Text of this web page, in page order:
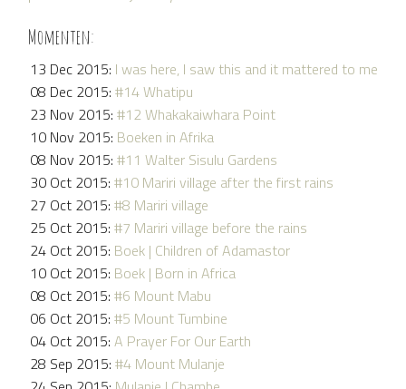
Momenten:
13 Dec 2015: I was here, I saw this and it mattered to me
08 Dec 2015: #14 Whatipu
23 Nov 2015: #12 Whakakaiwhara Point
10 Nov 2015: Boeken in Afrika
08 Nov 2015: #11 Walter Sisulu Gardens
30 Oct 2015: #10 Mariri village after the first rains
27 Oct 2015: #8 Mariri village
25 Oct 2015: #7 Mariri village before the rains
24 Oct 2015: Boek | Children of Adamastor
10 Oct 2015: Boek | Born in Africa
08 Oct 2015: #6 Mount Mabu
06 Oct 2015: #5 Mount Tumbine
04 Oct 2015: A Prayer For Our Earth
28 Sep 2015: #4 Mount Mulanje